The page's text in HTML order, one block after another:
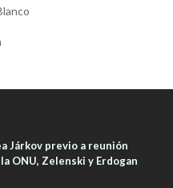
Járkov previo a reunión
ONU, Zelenski y Erdogan